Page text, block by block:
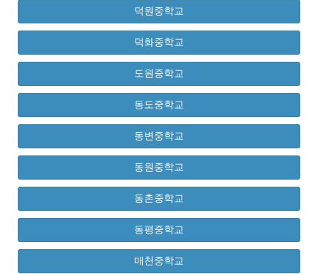
덕원중학교
덕화중학교
도원중학교
동도중학교
동변중학교
동원중학교
동촌중학교
동평중학교
매천중학교